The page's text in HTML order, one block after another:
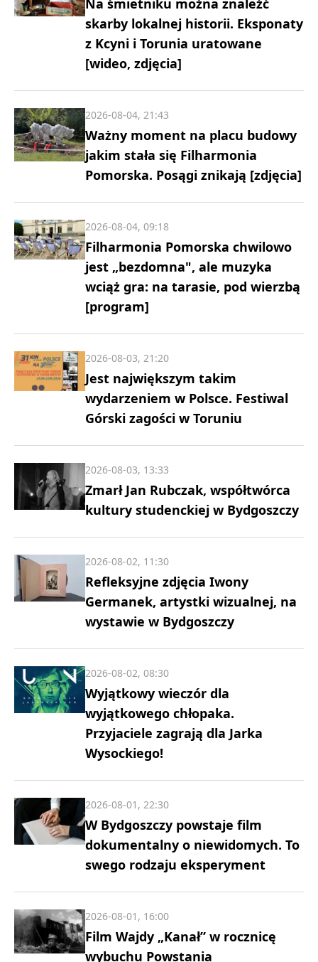
skarby lokalnej historii. Eksponaty
z Kcyni i Torunia uratowane
[wideo, zdjęcia]
Ważny moment na placu budowy
jakim stała się Filharmonia
Pomorska. Posągi znikają [zdjęcia]
2026-08-04, 21:43
Filharmonia Pomorska chwilowo
jest „bezdomna", ale muzyka
wciąż gra: na tarasie, pod wierzbą
[program]
2026-08-04, 09:18
Jest największym takim
wydarzeniem w Polsce. Festiwal
Górski zagości w Toruniu
2026-08-03, 21:20
Zmarł Jan Rubczak, współtwórca
kultury studenckiej w Bydgoszczy
2026-08-03, 13:33
Refleksyjne zdjęcia Iwony
Germanek, artystki wizualnej, na
wystawie w Bydgoszczy
2026-08-02, 11:30
Wyjątkowy wieczór dla
wyjątkowego chłopaka.
Przyjaciele zagrają dla Jarka
Wysockiego!
2026-08-02, 08:30
W Bydgoszczy powstaje film
dokumentalny o niewidomych. To
swego rodzaju eksperyment
2026-08-01, 22:30
Film Wajdy „Kanał” w rocznicę
wybuchu Powstania
2026-08-01, 16:00